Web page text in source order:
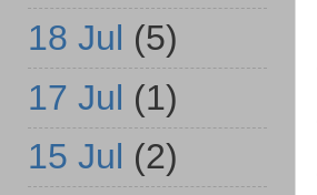
18 Jul (5)
17 Jul (1)
15 Jul (2)